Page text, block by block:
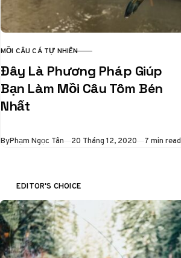
CATEGORY
MỒI CÂU CÁ TỰ NHIÊN
Đây Là Phương Pháp Giúp
Bạn Làm Mồi Câu Tôm Bén
Nhất
ByPhạm Ngọc Tân Published
20 Tháng 12, 2020 7 min read
EDITOR'S CHOICE